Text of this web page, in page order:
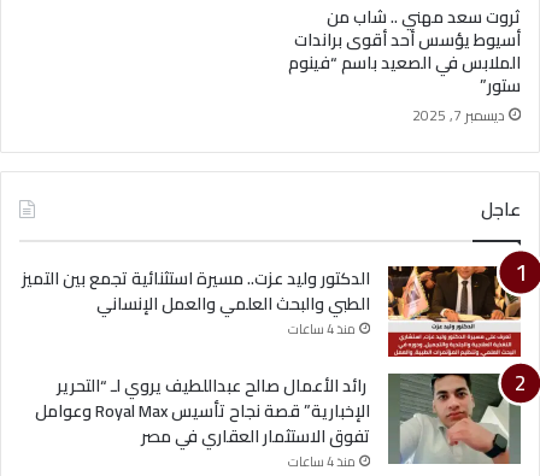
ثروت سعد مهني .. شاب من
أسيوط يؤسس أحد أقوى براندات
الملابس في الصعيد باسم “فينوم
ستور”
ديسمبر 7, 2025
عاجل
الدكتور وليد عزت.. مسيرة استثنائية تجمع بين التميز
الطبي والبحث العلمي والعمل الإنساني
منذ 4 ساعات
رائد الأعمال صالح عبداللطيف يروي لـ “التحرير
الإخبارية” قصة نجاح تأسيس Royal Max وعوامل
تفوق الاستثمار العقاري في مصر
منذ 4 ساعات